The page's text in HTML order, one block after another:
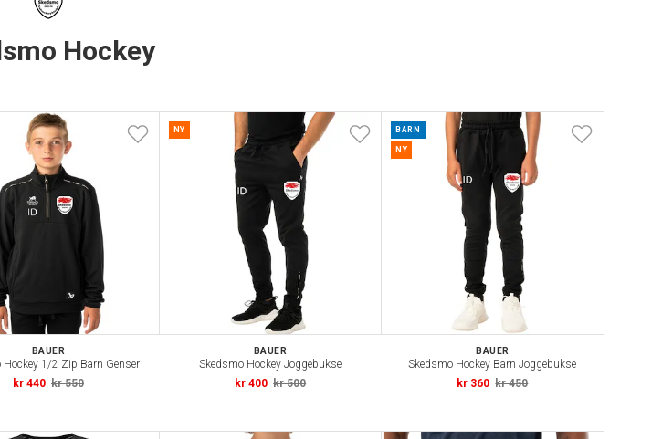
Hockey
BAUER
Hockey 1/2 Zip Barn Genser
kr 440 kr 550
NY
BAUER
Skedsmo Hockey Joggebukse
kr 400 kr 500
BARN
NY
BAUER
Skedsmo Hockey Barn Joggebukse
kr 360 kr 450